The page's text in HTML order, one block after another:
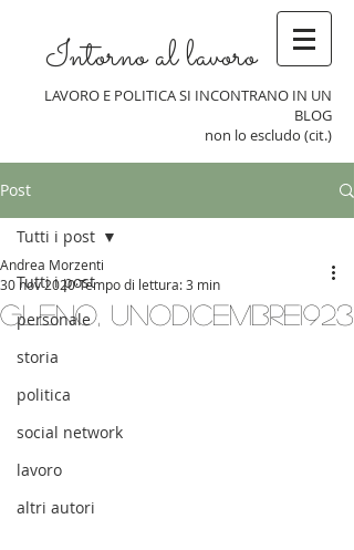
Intorno al lavoro
LAVORO E POLITICA SI INCONTRANO IN UN
BLOG
non lo escludo (cit.)
Post
Tutti i post
personale
storia
politica
social network
lavoro
altri autori
Tutti i post
Gleno, unodicembre1923
Andrea Morzenti
30 nov 2020Tempo di lettura: 3 min